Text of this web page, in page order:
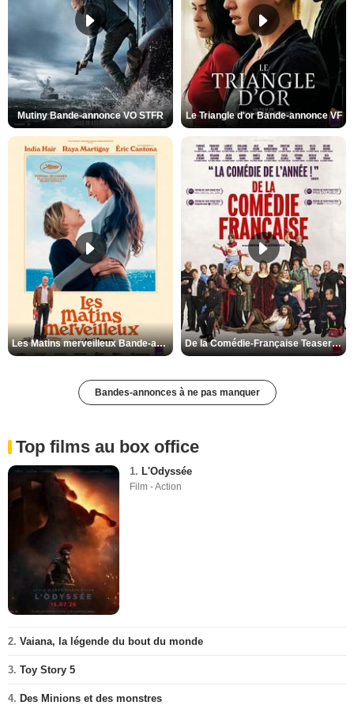
Mutiny Bande-annonce VO STFR Le Triangle d'or Bande-annonce VF
Les Matins merveilleux Bande-annonce VF De la Comédie-Française Teaser VF
Bandes-annonces à ne pas manquer
Top films au box office
1. L'Odyssée
Film - Action
2. Vaiana, la légende du bout du monde
3. Toy Story 5
4. Des Minions et des monstres